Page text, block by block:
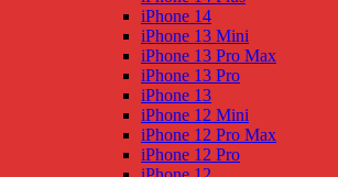
iPhone 14
iPhone 13 Mini
iPhone 13 Pro Max
iPhone 13 Pro
iPhone 13
iPhone 12 Mini
iPhone 12 Pro Max
iPhone 12 Pro